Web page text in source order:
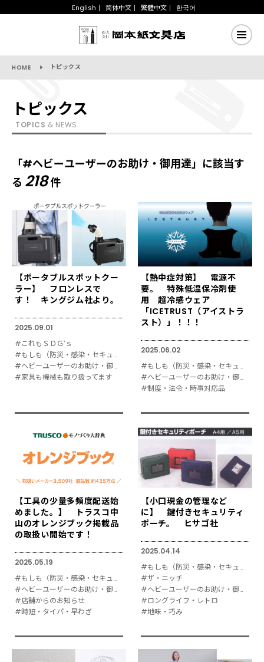
English 简体中文 繁體中文 한국어
HOME トピックス
トピックス
TOPICS & NEWS
「#ヘビーユーザーのお助け・御用達」に該当す
る 218件
【ポータブルスポットクー
ラー】 フロンレスで
す！ キングジム社より。
2025.09.01
#これもＳＤＧ’ｓ
#もしも（防災・感染・セキュリティ対策）
#ヘビーユーザーのお助け・御用達
#家具も機械も取り扱ってます
【熱中症対策】 電源不
要。 特殊低温保冷剤使
用 超冷感ウェア
「ICETRUST（アイストラ
スト）」！！！
2025.06.02
#もしも（防災・感染・セキュリティ対策）
#ヘビーユーザーのお助け・御用達
#制度・法令・時事対応品
【工具の少量多頻度配送始
めました。】 トラスコ中
山のオレンジブック掲載品
の取扱い開始です！
2025.05.19
#もしも（防災・感染・セキュリティ対策）
#ヘビーユーザーのお助け・御用達
#店舗からのお知らせ
#時短・タイパ・早わざ
【小口現金の管理など
に】 鍵付きセキュリティ
ポーチ。 ヒサゴ社
2025.04.14
#もしも（防災・感染・セキュリティ対策）
#ザ・ニッチ
#ヘビーユーザーのお助け・御用達
#ロングライフ・レトロ
#地味・巧み